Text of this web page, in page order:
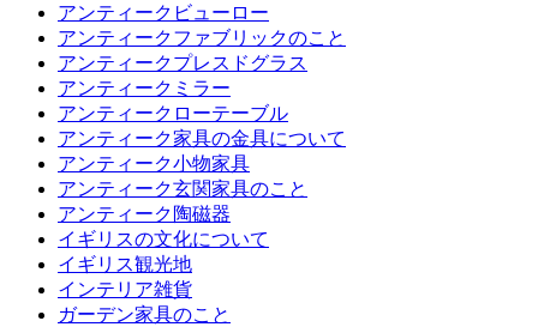
アンティークビューロー
アンティークファブリックのこと
アンティークプレスドグラス
アンティークミラー
アンティークローテーブル
アンティーク家具の金具について
アンティーク小物家具
アンティーク玄関家具のこと
アンティーク陶磁器
イギリスの文化について
イギリス観光地
インテリア雑貨
ガーデン家具のこと